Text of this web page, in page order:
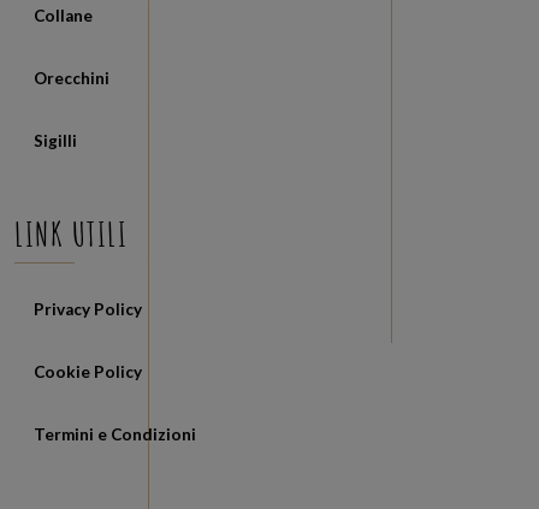
Collane
Orecchini
Sigilli
LINK UTILI
Privacy Policy
Cookie Policy
Termini e Condizioni